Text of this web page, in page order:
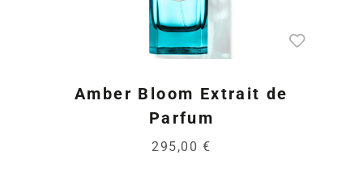
Amber Bloom Extrait de
Parfum
295,00 €